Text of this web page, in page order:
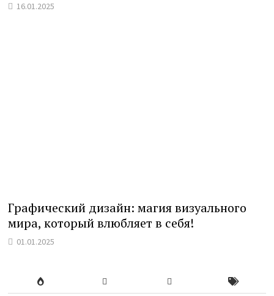
16.01.2025
Графический дизайн: магия визуального
мира, который влюбляет в себя!
01.01.2025